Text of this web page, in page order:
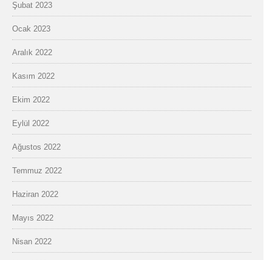
Şubat 2023
Ocak 2023
Aralık 2022
Kasım 2022
Ekim 2022
Eylül 2022
Ağustos 2022
Temmuz 2022
Haziran 2022
Mayıs 2022
Nisan 2022